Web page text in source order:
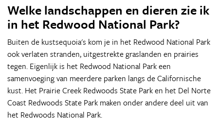
Welke landschappen en dieren zie ik
in het Redwood National Park?
Buiten de kustsequoia's kom je in het Redwood National Park
ook verlaten stranden, uitgestrekte graslanden en prairies
tegen. Eigenlijk is het Redwood National Park een
samenvoeging van meerdere parken langs de Californische
kust. Het Prairie Creek Redwoods State Park en het Del Norte
Coast Redwoods State Park maken onder andere deel uit van
het Redwoods National Park.